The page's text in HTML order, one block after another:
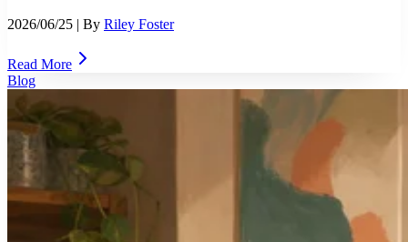
2026/06/25 | By Riley Foster
Read More
Blog